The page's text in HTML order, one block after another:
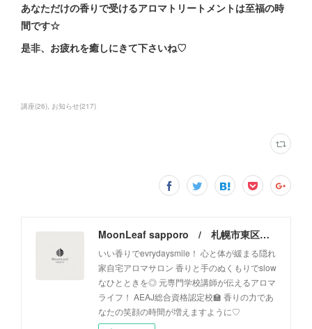
あなただけの香りで受けるアロマトリートメントは至福の時
間です☆
是非、お疲れを癒しにきて下さいね♡
講座(26) お知らせ(217)
MoonLeaf sapporo / 札幌市東区の100種類以上の香りが楽しめるアロマスクール＆トリートメントサロン
いい香りでevrydaysmile！ 心と体が緩まる隠れ
家自宅アロマサロン 香りと手のぬくもりでslow
なひとときを◎ 元専門学校講師が伝えるアロマ
ライフ！ AEAJ総合資格認定校🏫 香りの力であ
なたの笑顔の時間が増えますように♡